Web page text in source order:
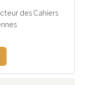
des Cahiers